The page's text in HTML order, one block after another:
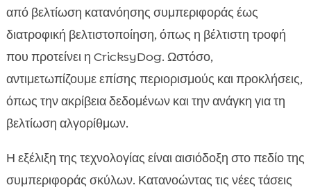
από βελτίωση κατανόησης συμπεριφοράς έως
διατροφική βελτιστοποίηση, όπως η βέλτιστη τροφή
που προτείνει η CricksyDog. Ωστόσο,
αντιμετωπίζουμε επίσης περιορισμούς και προκλήσεις,
όπως την ακρίβεια δεδομένων και την ανάγκη για τη
βελτίωση αλγορίθμων.
Η εξέλιξη της τεχνολογίας είναι αισιόδοξη στο πεδίο της
συμπεριφοράς σκύλων. Κατανοώντας τις νέες τάσεις